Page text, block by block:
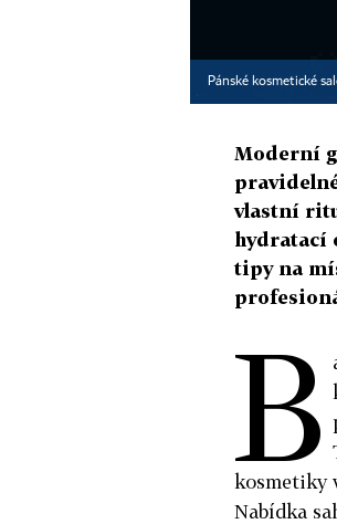
Pánské kosmetické
Moderní
vlastní
hydratací
tipy na
B
kosmetiky
Nabídka